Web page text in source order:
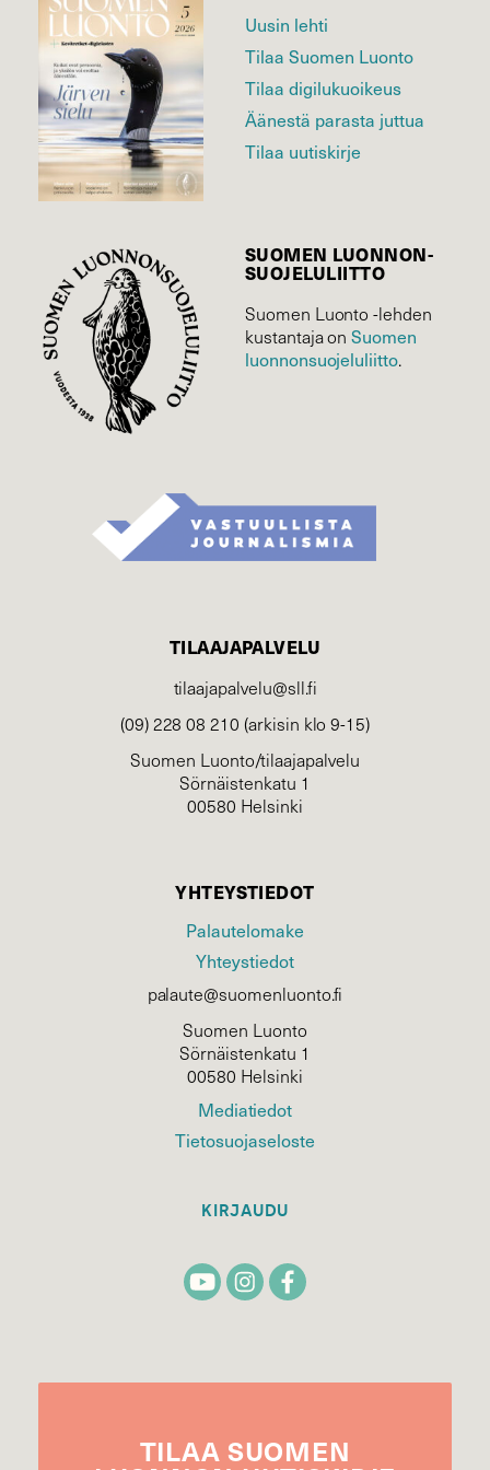
Uusin lehti
Tilaa Suomen Luonto
Tilaa digilukuoikeus
Äänestä parasta juttua
Tilaa uutiskirje
SUOMEN LUONNON­
SUOJELU­LIITTO
Suomen Luonto -lehden
kustantaja onSuomen
luonnonsuojelu­liitto.
TILAAJAPALVELU
tilaajapalvelu@sll.fi
(09) 228 08 210 (arkisin klo 9-15)
Suomen Luonto/tilaajapalvelu
Sörnäistenkatu 1
00580 Helsinki
YHTEYSTIEDOT
Palautelomake
Yhteystiedot
palaute@suomenluonto.fi
Suomen Luonto
Sörnäistenkatu 1
00580 Helsinki
Mediatiedot
Tietosuojaseloste
KIRJAUDU
TILAA SUOMEN